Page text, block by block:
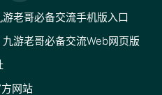
游老哥必备交流手机版入口
九游老哥必备交流Web网页版
网站